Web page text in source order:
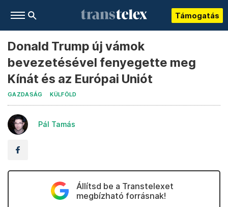
Támogatás
Donald Trump új vámok
bevezetésével fenyegette meg
Kínát és az Európai Uniót
GAZDASÁG KÜLFÖLD
Pál Tamás
Állítsd be a Transtelexet
megbízható forrásnak!